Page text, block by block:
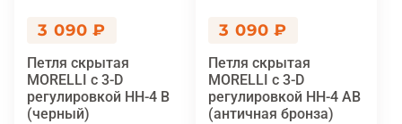
3 090 ₽
Петля скрытая
MORELLI с 3-D
регулировкой HH-4 B
(черный)
3 090 ₽
Петля скрытая
MORELLI с 3-D
регулировкой HH-4 AB
(античная бронза)